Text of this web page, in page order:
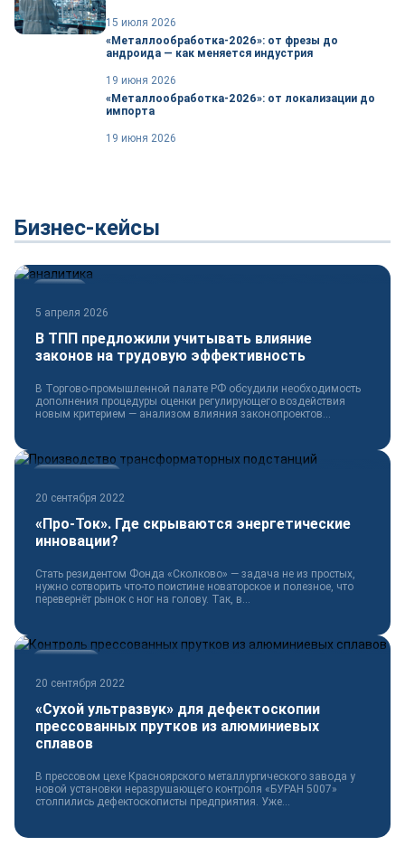
15 июля 2026
«Металлообработка-2026»: от фрезы до
андроида — как меняется индустрия
19 июня 2026
«Металлообработка-2026»: от локализации до
импорта
19 июня 2026
Бизнес-кейсы
5 апреля 2026
В ТПП предложили учитывать влияние
законов на трудовую эффективность
В Торгово-промышленной палате РФ обсудили необходимость
дополнения процедуры оценки регулирующего воздействия
новым критерием — анализом влияния законопроектов...
20 сентября 2022
«Про-Ток». Где скрываются энергетические
инновации?
Стать резидентом Фонда «Сколково» — задача не из простых,
нужно сотворить что-то поистине новаторское и полезное, что
перевернёт рынок с ног на голову. Так, в...
20 сентября 2022
«Сухой ультразвук» для дефектоскопии
прессованных прутков из алюминиевых
сплавов
В прессовом цехе Красноярского металлургического завода у
новой установки неразрушающего контроля «БУРАН 5007»
столпились дефектоскописты предприятия. Уже...